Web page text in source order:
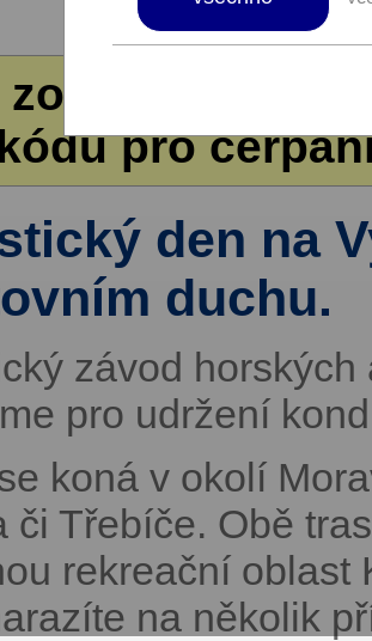
zobrazení
pro
den na
duchu.
závod
pro udržení
koná v okolí
či Třebíče. Obě
rekreační oblast
na několik